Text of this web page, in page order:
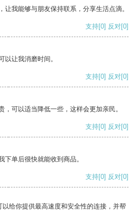
让我能够与朋友保持联系，分享生活点滴。
支持[0] 反对[0]
以让我消磨时间。
支持[0] 反对[0]
，可以适当降低一些，这样会更加亲民。
支持[0] 反对[0]
下单后很快就能收到商品。
支持[0] 反对[0]
给你提供最高速度和安全性的连接，并帮